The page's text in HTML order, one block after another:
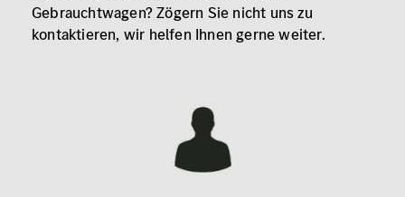
Gebrauchtwagen? Zögern Sie nicht uns zu
kontaktieren, wir helfen Ihnen gerne weiter.